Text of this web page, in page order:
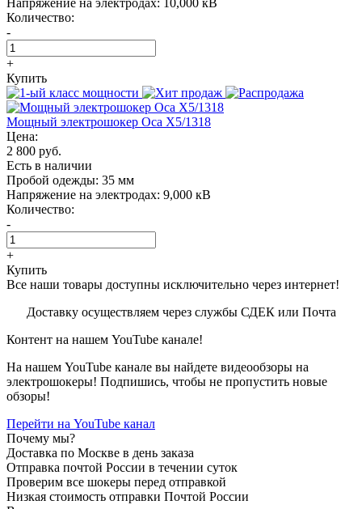
Напряжение на электродах: 10,000 кВ
Количество:
-
+
Купить
Мощный электрошокер Oса X5/1318
Цена:
2 800 руб.
Есть в наличии
Пробой одежды: 35 мм
Напряжение на электродах: 9,000 кВ
Количество:
-
+
Купить
Все наши товары доступны исключительно через интернет!
Доставку осуществляем через службы СДЕК или Почта
Контент на нашем YouTube канале!
На нашем YouTube канале вы найдете видеообзоры на
электрошокеры! Подпишись, чтобы не пропустить новые
обзоры!
Перейти на YouTube канал
Почему мы?
Доставка по Москве в день заказа
Отправка почтой России в течении суток
Проверим все шокеры перед отправкой
Низкая стоимость отправки Почтой России